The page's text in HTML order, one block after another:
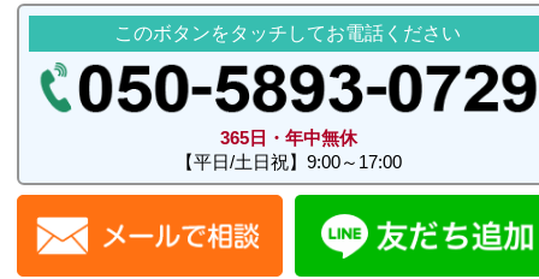
このボタンをタッチしてお電話ください
365日・年中無休
【平日/土日祝】9:00～17:00